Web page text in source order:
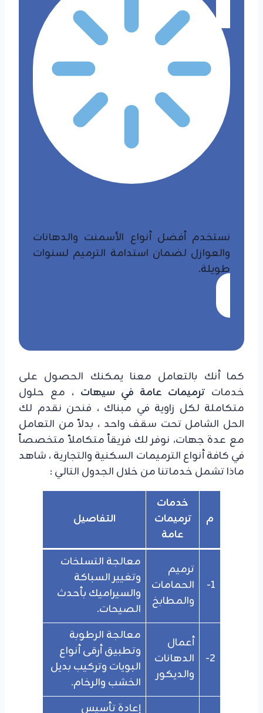
نستخدم أفضل أنواع الأسمنت والدهانات
والعوازل لضمان استدامة الترميم لسنوات
طويلة.
كما أنك بالتعامل معنا يمكنك الحصول على
خدمات ترميمات عامة في سيهات ، مع حلول
متكاملة لكل زاوية في مبناك ، فنحن نقدم لك
الحل الشامل تحت سقف واحد ، بدلاً من التعامل
مع عدة جهات، نوفر لك فريقاً متكاملاً متخصصاً
في كافة أنواع الترميمات السكنية والتجارية ، شاهد
ماذا تشمل خدماتنا من خلال الجدول التالي :
م
خدمات
ترميمات
عامة
التفاصيل
1-
ترميم
الحمامات
والمطابخ
معالجة التسلخات
وتغيير السباكة
والسيراميك بأحدث
الصيحات.
2-
أعمال
الدهانات
والديكور
معالجة الرطوبة
وتطبيق أرقى أنواع
البويات وتركيب بديل
الخشب والرخام.
إعادة تأسيس